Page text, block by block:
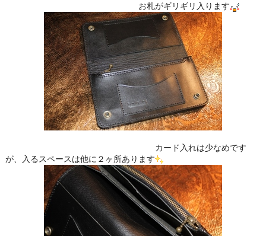
お札がギリギリ入ります
カード入れは少なめです
が、入るスペースは他に２ヶ所あります